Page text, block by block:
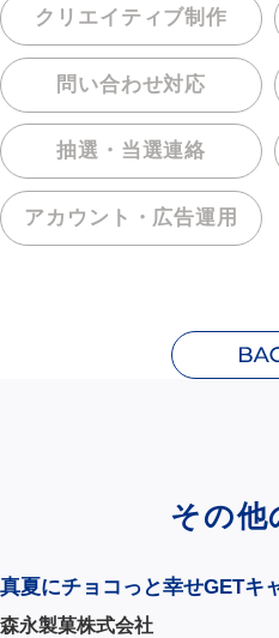
クリエイティブ制作
問い合わせ対応
抽選・当選連絡
アカウント・ 広告運用
その他
真夏にチョコっと幸せGETキ
森永製菓株式会社